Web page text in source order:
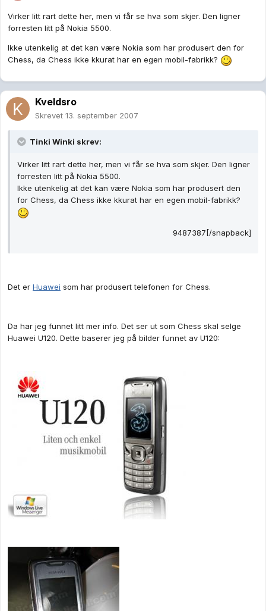
Virker litt rart dette her, men vi får se hva som skjer. Den ligner
forresten litt på Nokia 5500.
Ikke utenkelig at det kan være Nokia som har produsert den for
Chess, da Chess ikke kkurat har en egen mobil-fabrikk?
Kveldsro
Skrevet 13. september 2007
Tinki Winki skrev:
Virker litt rart dette her, men vi får se hva som skjer. Den ligner
forresten litt på Nokia 5500.
Ikke utenkelig at det kan være Nokia som har produsert den
for Chess, da Chess ikke kkurat har en egen mobil-fabrikk?
9487387[/snapback]
Det er Huawei som har produsert telefonen for Chess.
Da har jeg funnet litt mer info. Det ser ut som Chess skal selge
Huawei U120. Dette baserer jeg på bilder funnet av U120: